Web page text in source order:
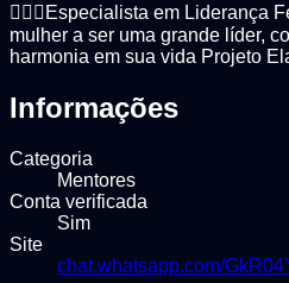
🤵🏼‍♀️Especialista em Liderança
mulher a ser uma grande líder,
harmonia em sua vida Projeto
Informações
Categoria
Mentores
Conta verificada
Sim
Site
chat.whatsapp.com/